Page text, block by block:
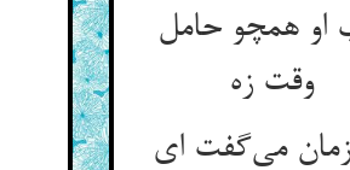
همچو حامل
وقت زه
می‌گفت ای